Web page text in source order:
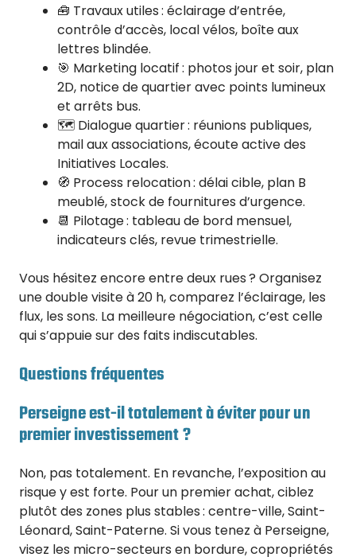
🧰 Travaux utiles : éclairage d’entrée,
contrôle d’accès, local vélos, boîte aux
lettres blindée.
🎯 Marketing locatif : photos jour et soir, plan
2D, notice de quartier avec points lumineux
et arrêts bus.
🗺️ Dialogue quartier : réunions publiques,
mail aux associations, écoute active des
Initiatives Locales.
🧭 Process relocation : délai cible, plan B
meublé, stock de fournitures d’urgence.
📆 Pilotage : tableau de bord mensuel,
indicateurs clés, revue trimestrielle.
Vous hésitez encore entre deux rues ? Organisez
une double visite à 20 h, comparez l’éclairage, les
flux, les sons. La meilleure négociation, c’est celle
qui s’appuie sur des faits indiscutables.
Questions fréquentes
Perseigne est-il totalement à éviter pour un
premier investissement ?
Non, pas totalement. En revanche, l’exposition au
risque y est forte. Pour un premier achat, ciblez
plutôt des zones plus stables : centre-ville, Saint-
Léonard, Saint-Paterne. Si vous tenez à Perseigne,
visez les micro-secteurs en bordure, copropriétés